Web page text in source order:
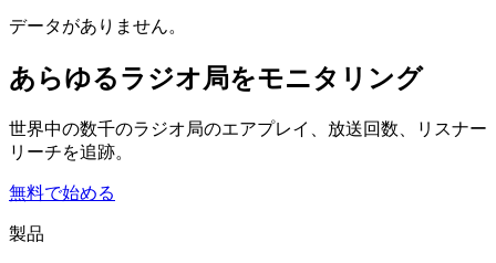
データがありません。
あらゆるラジオ局をモニタリング
世界中の数千のラジオ局のエアプレイ、放送回数、リスナー
リーチを追跡。
無料で始める
製品